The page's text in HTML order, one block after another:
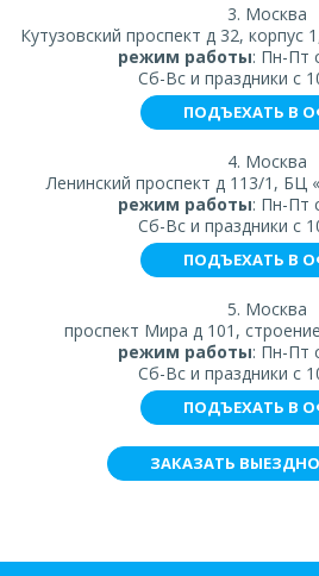
3. Москва
Кутузовский проспект д 32, корпус
режим работы: Пн-Пт
Сб-Вс и праздники с
ПОДЪЕХАТЬ В
4. Москва
Ленинский проспект д 113/1, БЦ
режим работы: Пн-Пт
Сб-Вс и праздники с
ПОДЪЕХАТЬ В
5. Москва
проспект Мира д 101,
режим работы: Пн-Пт
Сб-Вс и праздники с
ПОДЪЕХАТЬ В
ЗАКАЗАТЬ